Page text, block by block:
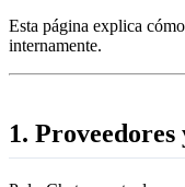
Esta página explica
internamente.
1.